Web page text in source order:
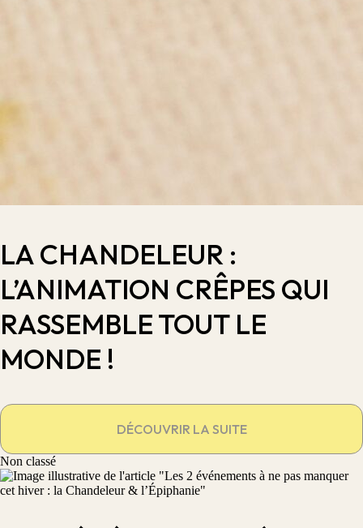
LA CHANDELEUR :
L’ANIMATION CRÊPES QUI
RASSEMBLE TOUT LE
MONDE !
DÉCOUVRIR LA SUITE
Non classé